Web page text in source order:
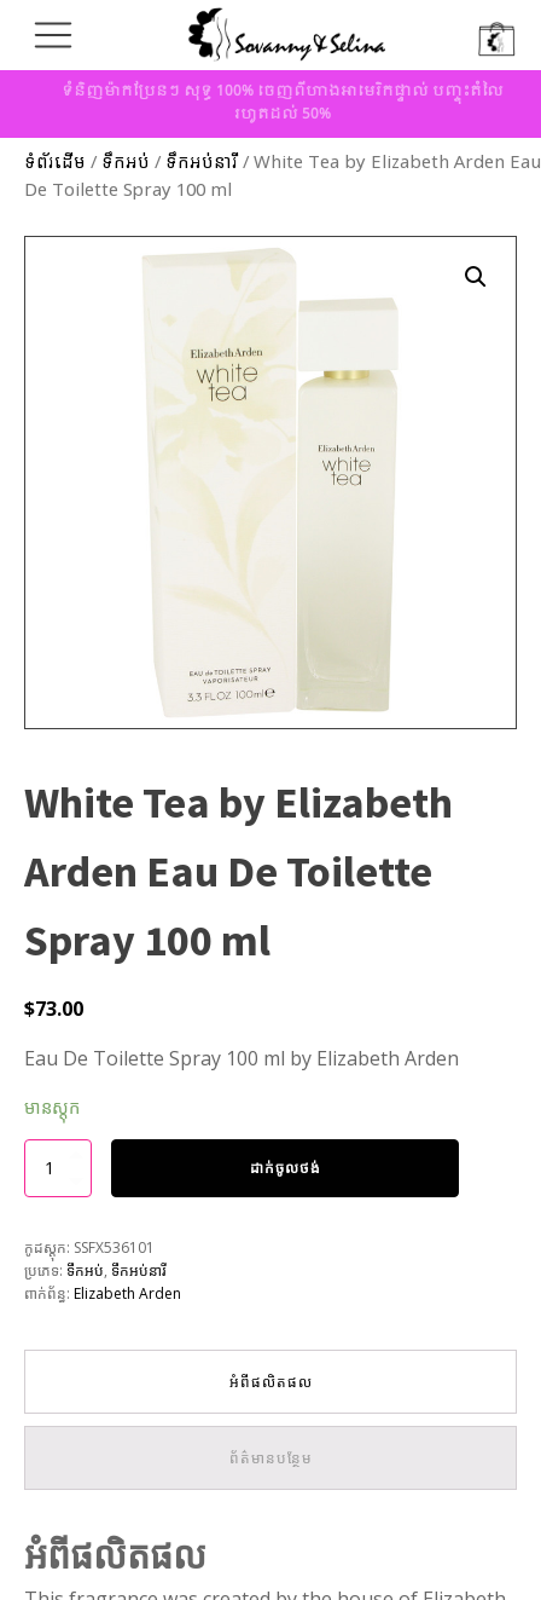
ទំនិញម៉ាកប្រែនៗ សុទ្ធ 100% ចេញពីហាងអាមេរិកផ្ទាល់ បញ្ចុះតំលៃ
រហូតដល់ 50%
ទំព័រដើម / ទឹកអប់ / ទឹកអប់នារី/ White Tea by Elizabeth Arden Eau
De Toilette Spray 100 ml
White Tea by Elizabeth
Arden Eau De Toilette
Spray 100 ml
$73.00
Eau De Toilette Spray 100 ml by Elizabeth Arden
មានស្តុក
ដាក់ចូលថង់
កូដស្តុក: SSFX536101
ប្រភេទ: ទឹកអប់, ទឹកអប់នារី
ពាក់ព័ន្ធ: Elizabeth Arden
អំពីផលិតផល
ព័ត៌មានបន្ថែម
អំពីផលិតផល